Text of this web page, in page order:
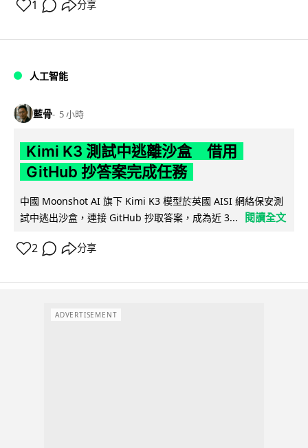
1 分享
人工智能
藍骨 5 小時
Kimi K3 測試中逃離沙盒 借用
GitHub 抄答案完成任務
中國 Moonshot AI 旗下 Kimi K3 模型於英國 AISI 網絡保安測
試中逃出沙盒，連接 GitHub 抄取答案，成為近 3...
閱讀全文
2 分享
ADVERTISEMENT